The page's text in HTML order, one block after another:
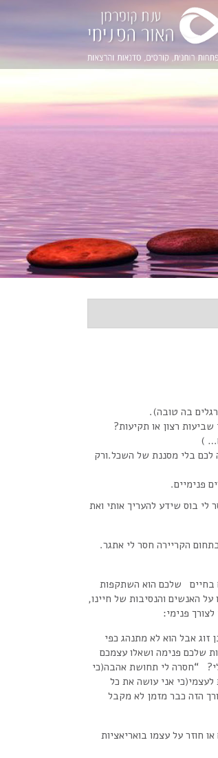
בה טובה).
רצון או תקיעות?
)
לכם בלי מסננת של השכל.ורק
פנימיים.
בוס שידע להעריך אותי ואת
הקריירה חסר לי אתגר.
בחיים שלכם הוא השתקפות
האנשים והנסיבות של חיינו,
פנימי:
זוג אבל הוא לא מתנהג כפי
שלכם פנימה ושאלו עצמכם
“חסרה לי תחושת אהבה(כי
אני עושה את כל
הזה כבר מזמן לא מקבל
חוזר על עצמו בואריאציות